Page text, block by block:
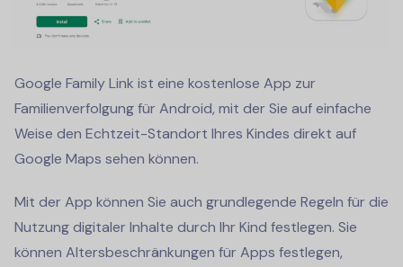
Google Family Link ist eine kostenlose App zur
Familienverfolgung für Android, mit der Sie auf einfache
Weise den Echtzeit-Standort Ihres Kindes direkt auf
Google Maps sehen können.
Mit der App können Sie auch grundlegende Regeln für die
Nutzung digitaler Inhalte durch Ihr Kind festlegen. Sie
können Altersbeschränkungen für Apps festlegen,